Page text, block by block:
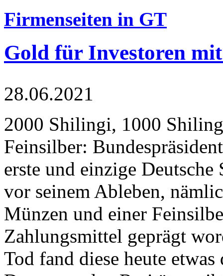
Firmenseiten in GT
Gold für Investoren
28.06.2021
2000 Shilingi, 1000
Feinsilber:
erste und einzige Deutsche
vor seinem Ableben,
Münzen und einer
Zahlungsmittel geprägt
Tod fand diese heute